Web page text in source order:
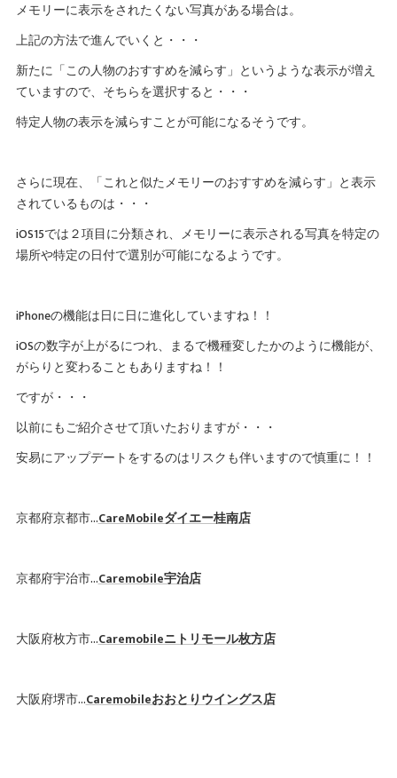
メモリーに表示をされたくない写真がある場合は。
上記の方法で進んでいくと・・・
新たに「この人物のおすすめを減らす」というような表示が増え
ていますので、そちらを選択すると・・・
特定人物の表示を減らすことが可能になるそうです。
さらに現在、「これと似たメモリーのおすすめを減らす」と表示
されているものは・・・
iOS15では２項目に分類され、メモリーに表示される写真を特定の
場所や特定の日付で選別が可能になるようです。
iPhoneの機能は日に日に進化していますね！！
iOSの数字が上がるにつれ、まるで機種変したかのように機能が、
がらりと変わることもありますね！！
ですが・・・
以前にもご紹介させて頂いたおりますが・・・
安易にアップデートをするのはリスクも伴いますので慎重に！！
京都府京都市…CareMobileダイエー桂南店
京都府宇治市…Caremobile宇治店
大阪府枚方市…Caremobileニトリモール枚方店
大阪府堺市…Caremobileおおとりウイングス店